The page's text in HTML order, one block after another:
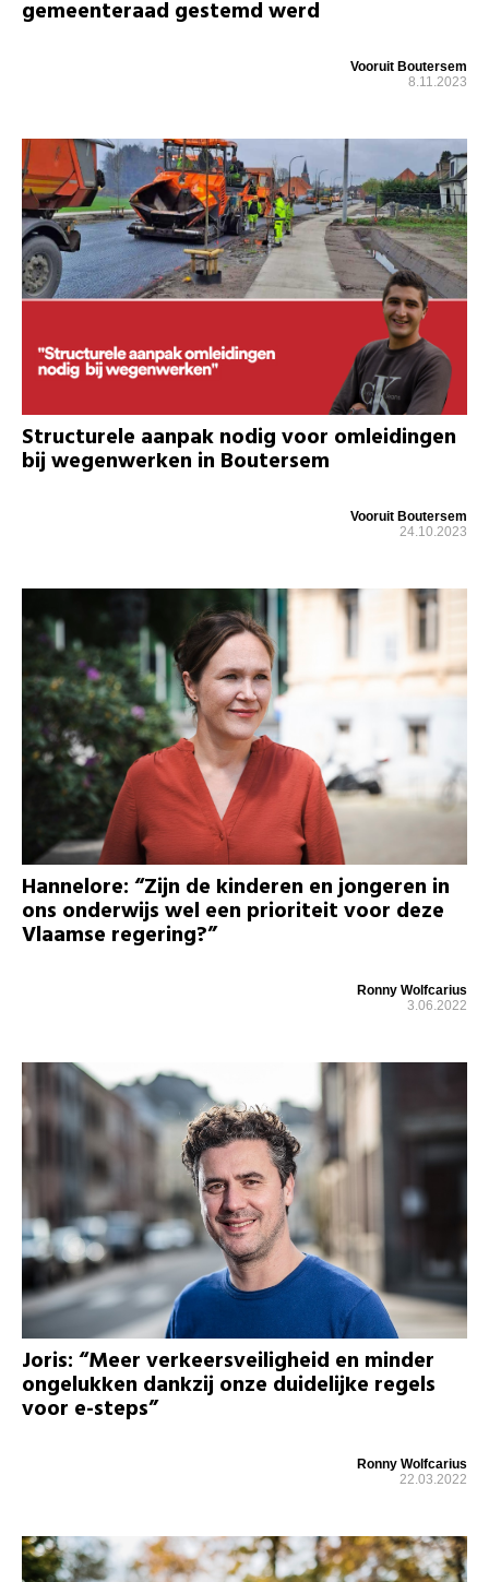
gemeenteraad gestemd werd
Vooruit Boutersem
8.11.2023
Structurele aanpak nodig voor omleidingen
bij wegenwerken in Boutersem
Vooruit Boutersem
24.10.2023
Hannelore: “Zijn de kinderen en jongeren in
ons onderwijs wel een prioriteit voor deze
Vlaamse regering?”
Ronny Wolfcarius
3.06.2022
Joris: “Meer verkeersveiligheid en minder
ongelukken dankzij onze duidelijke regels
voor e-steps”
Ronny Wolfcarius
22.03.2022